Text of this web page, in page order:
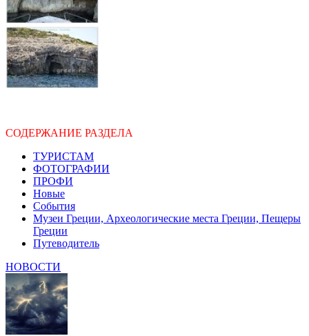
СОДЕРЖАНИЕ РАЗДЕЛА
ТУРИСТАМ
ФОТОГРАФИИ
ПРОФИ
Новые
События
Музеи Греции, Археологические места Греции, Пещеры
Греции
Путеводитель
НОВОСТИ